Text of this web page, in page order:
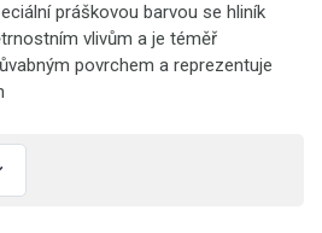
práškovou barvou se hliník
vlivům a je téměř
povrchem a reprezentuje